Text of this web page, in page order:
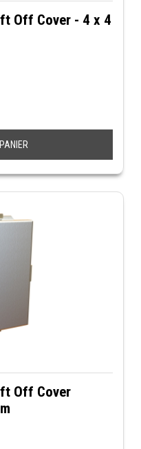
Off Cover - 4 x 4
Off Cover